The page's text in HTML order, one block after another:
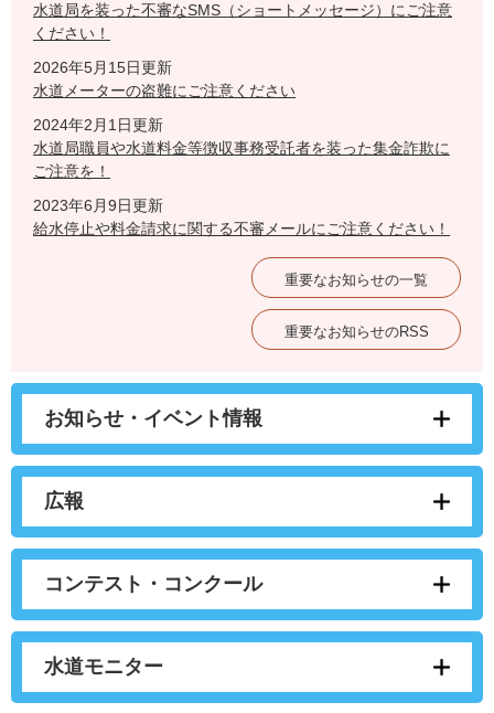
水道局を装った不審なSMS（ショートメッセージ）にご注意
ください！
2026年5月15日更新
水道メーターの盗難にご注意ください
2024年2月1日更新
水道局職員や水道料金等徴収事務受託者を装った集金詐欺に
ご注意を！
2023年6月9日更新
給水停止や料金請求に関する不審メールにご注意ください！
重要なお知らせの一覧
重要なお知らせのRSS
お知らせ・イベント情報
広報
コンテスト・コンクール
水道モニター